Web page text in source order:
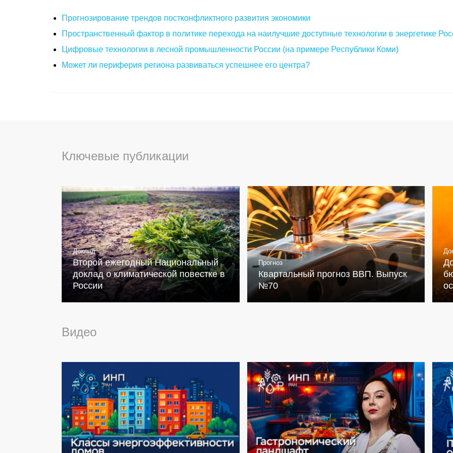
Прогнозирование трендов постконфликтного развития экономики
Пространственный фактор в политике перехода на наилучшие доступные технологии в энергетике
Цифровые технологии в лесной промышленности России (на примере Республики Коми)
Может ли периферия региона развиваться успешнее его центра?
Ключевые публикации
Доклад
Второй ежегодный Национальный
доклад о климатической повестке в
России
Прогноз
Квартальный прогноз ВВП. Выпуск
№70
Видео